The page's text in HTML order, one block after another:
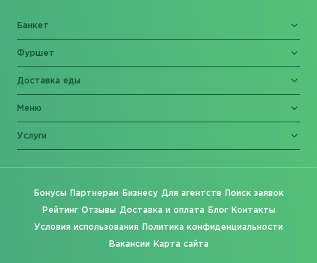
Банкет
Фуршет
Доставка еды
Меню
Услуги
Бонусы Партнерам Бизнесу Для агентств Поиск заявок
Рейтинг Отзывы Доставка и оплата Блог Контакты
Условия использования Политика конфиденциальности
Вакансии Карта сайта